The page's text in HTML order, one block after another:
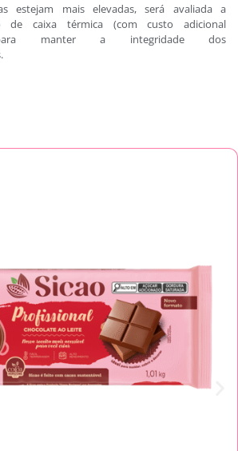
estejam mais elevadas, será avaliada a
de caixa térmica (com custo adicional
para manter a integridade dos